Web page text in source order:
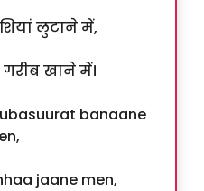
लुटाने में,
खाने में।
banaane
jaane men,